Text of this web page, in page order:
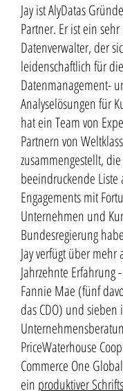
Jay ist AlyDatas
Partner. Er ist ein
Datenverwalter, der
leidenschaftlich für
Datenmanagement-
Analyselösungen für
hat ein Team von
Partnern von
zusammengestellt,
beeindruckende Liste
Engagements mit
Unternehmen und
Bundesregierung
Jay verfügt über mehr
Jahrzehnte Erfahrung
Fannie Mae (fünf
das CDO) und sieben
PriceWaterhouse
Commerce One
ein produktiver